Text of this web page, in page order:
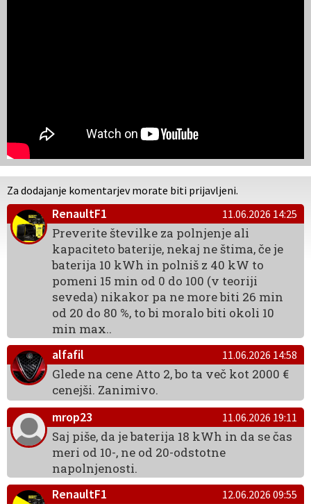
Za dodajanje komentarjev morate biti prijavljeni.
RenaultF1 11.06.2026 14:25
Preverite številke za polnjenje ali
kapaciteto baterije, nekaj ne štima, če je
baterija 10 kWh in polniš z 40 kW to
pomeni 15 min od 0 do 100 (v teoriji
seveda) nikakor pa ne more biti 26 min
od 20 do 80 %, to bi moralo biti okoli 10
min max..
alfafil
11.06.2026 14:58
Glede na cene Atto 2, bo ta več kot 2000 €
cenejši. Zanimivo.
mrop23
11.06.2026 19:11
Saj piše, da je baterija 18 kWh in da se čas
meri od 10-, ne od 20-odstotne
napolnjenosti.
RenaultF1
12.06.2026 09:55